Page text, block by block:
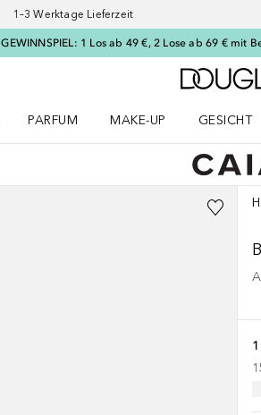
1–3 Werktage Lieferzeit
GEWINNSPIEL: 1 Los ab 49 €, 2 Lose ab 69 € mit
PARFUM
MAKE-UP
GESICHT